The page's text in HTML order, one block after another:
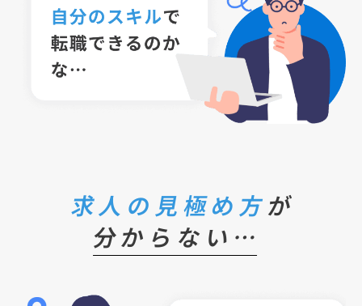
求人の見極め方が
分からない…